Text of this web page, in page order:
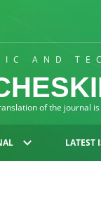
AND
of the journal
LATEST